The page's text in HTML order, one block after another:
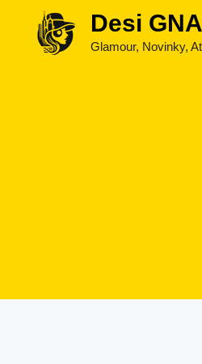
Přeskočit
Desi
Glamour, Novinky,